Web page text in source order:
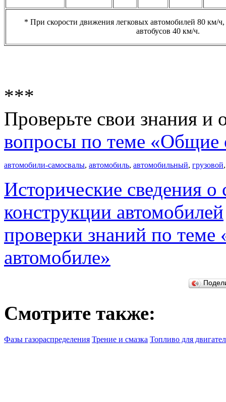
* При скорости движения легковых автомобилей 80 км/
автобусов 40 км/ч.
***
Проверьте свои знания и
вопросы по теме «Общие
автомобили-самосвалы, автомобиль, автомобильный, грузовой
Исторические сведения о
конструкции автомобилей
проверки знаний по
автомобиле»
Смотрите также:
Фазы газораспределения Трение и смазка Топливо для